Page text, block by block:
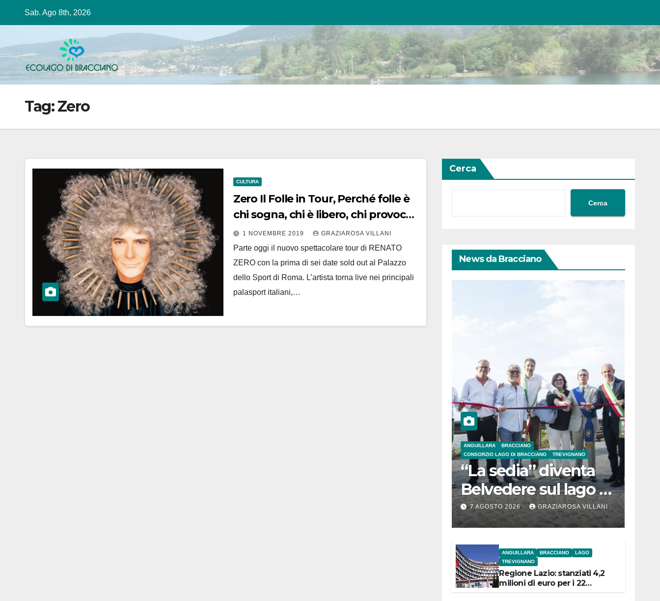
Sab. Ago 8th, 2026
Tag:Zero
CULTURA
Zero Il Folle in Tour, Perché folle è
chi sogna, chi è libero, chi provoca,
chi cambia
1 NOVEMBRE 2019 GRAZIAROSA VILLANI
Parte oggi il nuovo spettacolare tour di RENATO
ZERO con la prima di sei date sold out al Palazzo
dello Sport di Roma. L’artista torna live nei principali
palasport italiani,…
Cerca
Cerca
News da Bracciano
ANGUILLARA
BRACCIANO
CONSORZIO LAGO DI BRACCIANO
TREVIGNANO
“La sedia” diventa
Belvedere sul lago di
Bracciano: ieri
l’inaugurazione
7 AGOSTO 2026 GRAZIAROSA VILLANI
ANGUILLARA BRACCIANO
LAGO
TREVIGNANO
Regione Lazio: stanziati 4,2
milioni di euro per i 22